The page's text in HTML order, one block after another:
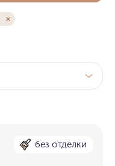
без отделки